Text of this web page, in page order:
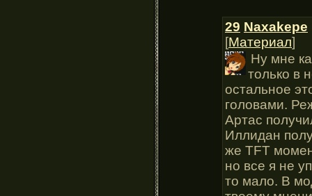
29 Naxakepe
[Материал]
Ну мне
только в
остальное
головами.
Артас
Иллидан
же TFT
но все я не
то мало. В